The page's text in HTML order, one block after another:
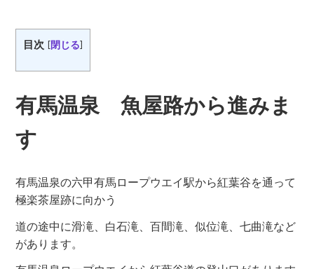
目次 [閉じる]
有馬温泉 魚屋路から進みま
す
有馬温泉の六甲有馬ロープウエイ駅から紅葉谷を通って
極楽茶屋跡に向かう
道の途中に滑滝、白石滝、百間滝、似位滝、七曲滝など
があります。